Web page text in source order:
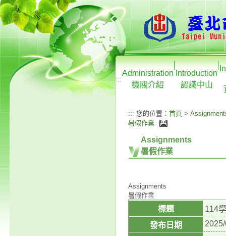
:::
Administration
機關介紹
Introduction
認識中山
::: 您的位置： 首頁 >
暑假作業.
Assignments
暑假作業
Assignments
暑假作業
標題
114
發布日期